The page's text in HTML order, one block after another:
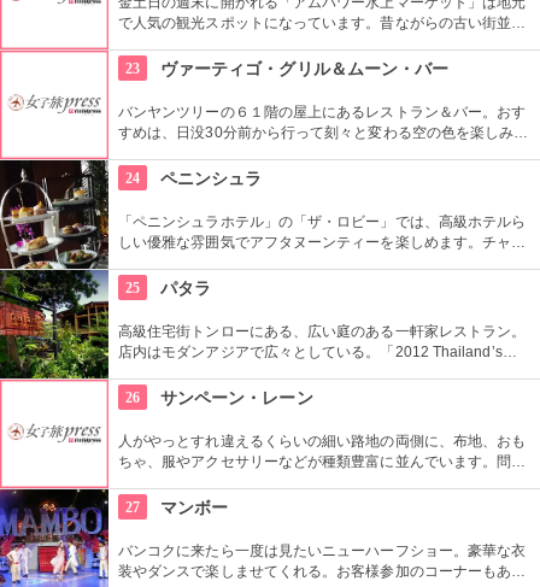
で人気の観光スポットになっています。昔ながらの古い街並み
ます。昼はマーケットやお寺のを見学、夜にはメークローン川
でホタル観賞ができるボートツアーが人気です。
23 ヴァーティゴ・グリル＆ムーン・バー
バンヤンツリーの６１階の屋上にあるレストラン＆バー。おす
すめは、日没30分前から行って刻々と変わる空の色を楽しみな
スコードがあるので服装選びには気を付けて。
24 ペニンシュラ
「ペニンシュラホテル」の「ザ・ロビー」では、高級ホテルら
しい優雅な雰囲気でアフタヌーンティーを楽しめます。チャオ
とくつろげます。3段ティースタンドには、数種類のスイー
ツ、サンドイッチ、スコーンなどがのせられてきます。
25 パタラ
高級住宅街トンローにある、広い庭のある一軒家レストラン。
店内はモダンアジアで広々としている。「2012 Thailand’s
始め海外にも支店を持つ有名店。上品な味付けで、サービスも
満点。
26 サンペーン・レーン
人がやっとすれ違えるくらいの細い路地の両側に、布地、おも
ちゃ、服やアクセサリーなどが種類豊富に並んでいます。問屋
て買う事ができます。地元のタイ人や海外から買い付けに来た
バイヤーで混み合っています。
27 マンボー
バンコクに来たら一度は見たいニューハーフショー。豪華な衣
装やダンスで楽しませてくれる。お客様参加のコーナーもあ